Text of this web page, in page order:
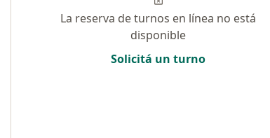
La reserva de turnos en línea no está
disponible
Solicitá un turno